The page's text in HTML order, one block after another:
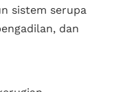
sistem serupa
dan